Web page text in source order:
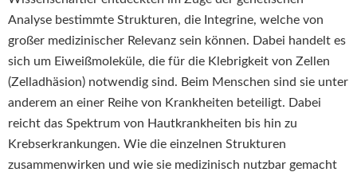
Analyse bestimmte Strukturen, die Integrine, welche von
großer medizinischer Relevanz sein können. Dabei handelt es
sich um Eiweißmoleküle, die für die Klebrigkeit von Zellen
(Zelladhäsion) notwendig sind. Beim Menschen sind sie unter
anderem an einer Reihe von Krankheiten beteiligt. Dabei
reicht das Spektrum von Hautkrankheiten bis hin zu
Krebserkrankungen. Wie die einzelnen Strukturen
zusammenwirken und wie sie medizinisch nutzbar gemacht